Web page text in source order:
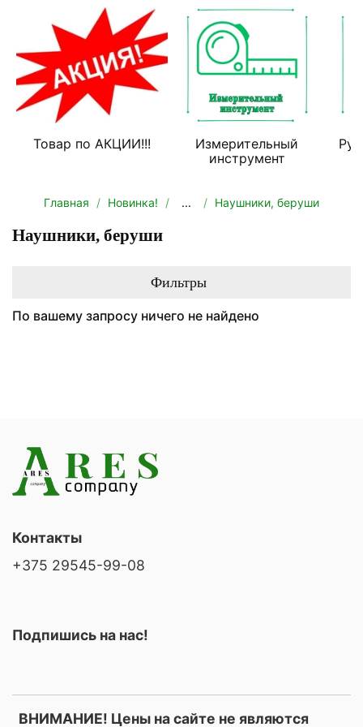
Товар по АКЦИИ!!!
Измерительный
инструмент
Главная Новинка! ... Наушники, беруши
Наушники, беруши
Фильтры
По вашему запросу ничего не найдено
ВНИМАНИЕ! Цены на сайте не являются
Контакты
+375 29545-99-08
Подпишись на нас!